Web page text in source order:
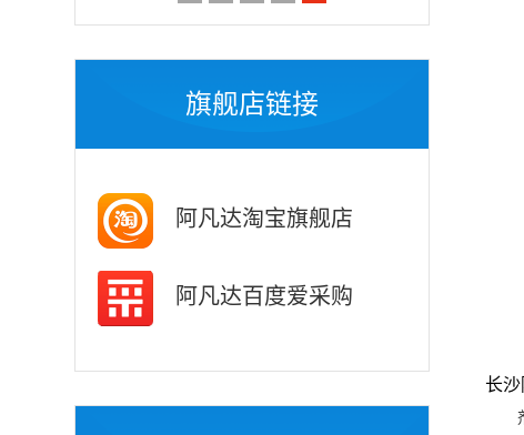
旗舰店链接
阿凡达淘宝旗舰店
阿凡达百度爱采购
长沙